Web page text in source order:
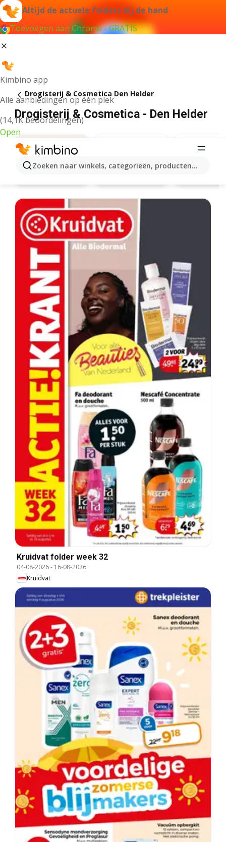
Altijd de actuele folders bij de hand
Toevoegen aan Chrome - GRATIS
Kimbino app
Alle aanbiedingen op één plek
(14,1K beoordelingen)
Open
Zoeken naar winkels, categorieën, producten...
Drogisterij & Cosmetica Den Helder
Drogisterij & Cosmetica - Den Helder
Kruidvat
Kruidvat folder week 32
04-08-2026- 16-08-2026
Kruidvat